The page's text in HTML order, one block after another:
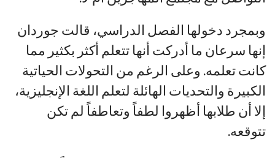
وبمجرد دخولها الفصل الدراسي، قالت جوردان
إنها سرعان ما أدركت أنها تتعلم أكثر بكثير مما
كانت تعلمه. وعلى الرغم من التحولات الحياتية
الكبيرة والتحديات الهائلة لتعلم اللغة الإنجليزية،
إلا أن طلابها أظهروا لطفاً وتعاطفاً لم تكن
تتوقعه.